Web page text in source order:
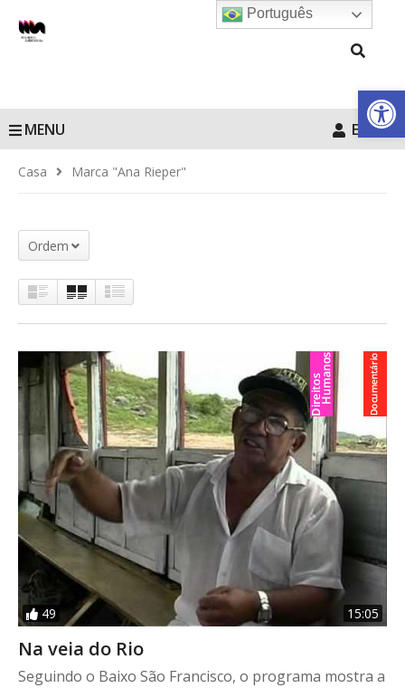
Barra de
MENU Entrar
Casa Marca "Ana Rieper"
Ordem
49 15:05
Na veia do Rio
Seguindo o Baixo São Francisco, o programa mostra a
Português